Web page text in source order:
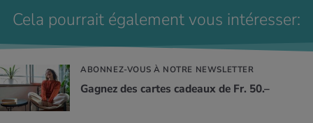
Cela pourrait également vous intéresser:
ABONNEZ-VOUS À NOTRE NEWSLETTER
Gagnez des cartes cadeaux de Fr. 50.–